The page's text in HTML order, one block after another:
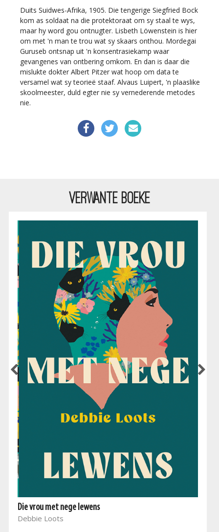
Duits Suidwes-Afrika, 1905. Die tengerige Siegfried Bock
kom as soldaat na die protektoraat om sy staal te wys,
maar hy word gou ontnugter. Lisbeth Löwenstein is hier
om met 'n man te trou wat sy skaars onthou. Mordegai
Guruseb ontsnap uit 'n konsentrasiekamp waar
gevangenes van ontbering omkom. En dan is daar die
mislukte dokter Albert Pitzer wat hoop om data te
versamel wat sy teorieë staaf. Alvaus Luipert, 'n plaaslike
skoolmeester, duld egter nie sy vernederende metodes
nie.
VERWANTE BOEKE
Die vrou met nege lewens
Debbie Loots